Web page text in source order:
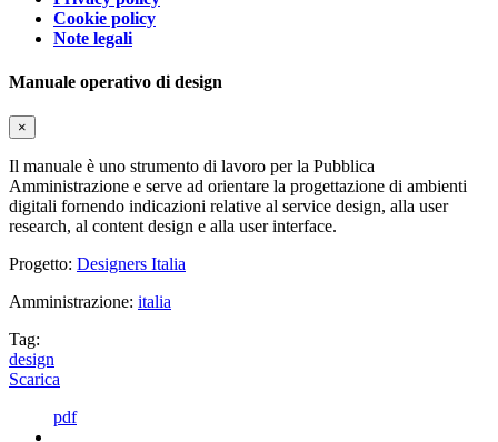
Cookie policy
Note legali
Manuale operativo di design
×
Il manuale è uno strumento di lavoro per la Pubblica
Amministrazione e serve ad orientare la progettazione di ambienti
digitali fornendo indicazioni relative al service design, alla user
research, al content design e alla user interface.
Progetto: Designers Italia
Amministrazione: italia
Tag:
design
Scarica
pdf